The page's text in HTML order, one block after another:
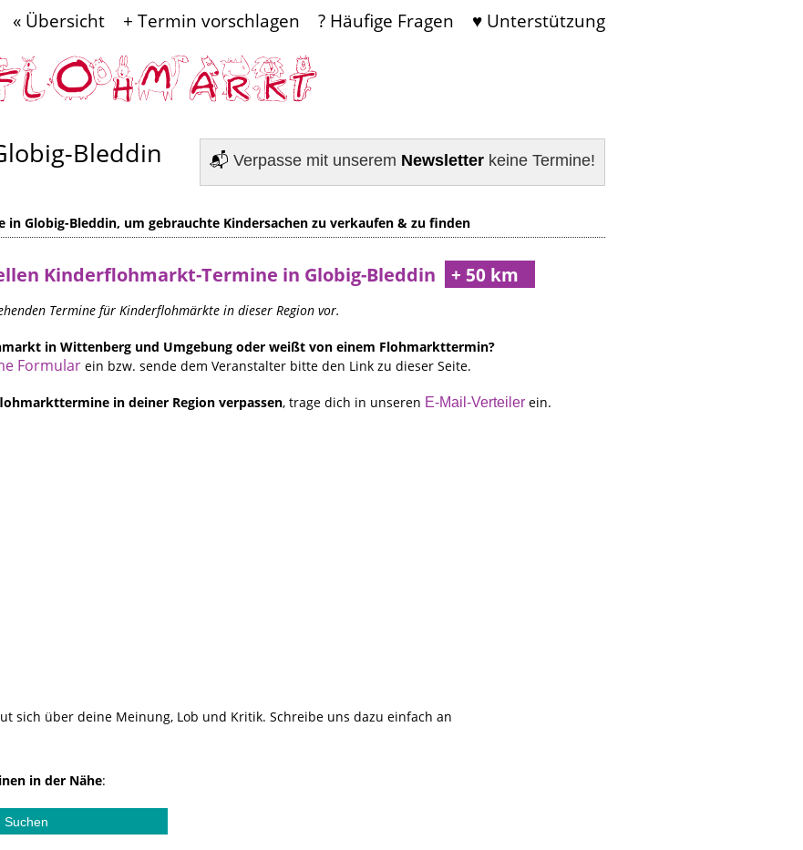
« Übersicht + Termin vorschlagen ? Häufige Fragen ♥ Unterstützung
📬 Verpasse mit unserem Newsletter keine Termine!
Bleddin
in Globig-Bleddin, um gebrauchte Kindersachen zu verkaufen & zu finden
Kinderflohmarkt-Termine in Globig-Bleddin
Termine für Kinderflohmärkte in dieser Region vor.
in Wittenberg und Umgebung oder weißt von einem Flohmarkttermin?
Formular ein bzw. sende dem Veranstalter bitte den Link zu dieser Seite.
in deiner Region verpassen, trage dich in unseren E-Mail-Verteiler ein.
sich über deine Meinung, Lob und Kritik. Schreibe uns dazu einfach an
in der Nähe: